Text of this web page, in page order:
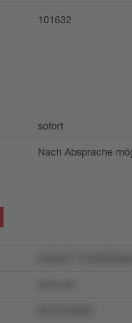
101632
sofort
Nach Absprache